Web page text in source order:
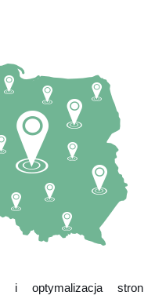
i optymalizacja stron